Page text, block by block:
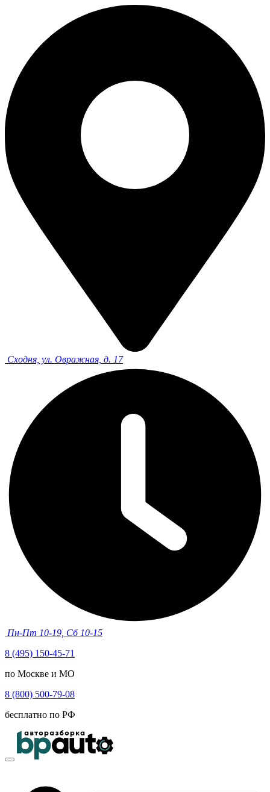
Сходня, ул. Овражная, д. 17
Пн-Пт 10-19, Сб 10-15
8 (495) 150-45-71
по Москве и МО
8 (800) 500-79-08
бесплатно по РФ